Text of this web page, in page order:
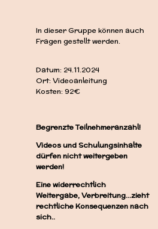
In dieser Gruppe können auch
Fragen gestellt werden.
Datum: 24.11.2024
Ort: Videoanleitung
Kosten: 92€
Begrenzte Teilnehmeranzahl!
Videos und Schulungsinhalte
dürfen nicht weitergeben
werden!
Eine widerrechtlich
Weitergabe, Verbreitung...zieht
rechtliche Konsequenzen nach
sich..